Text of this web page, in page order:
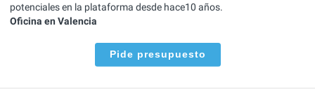
potenciales en la plataforma desde hace10 años.
Oficina en Valencia
Pide presupuesto